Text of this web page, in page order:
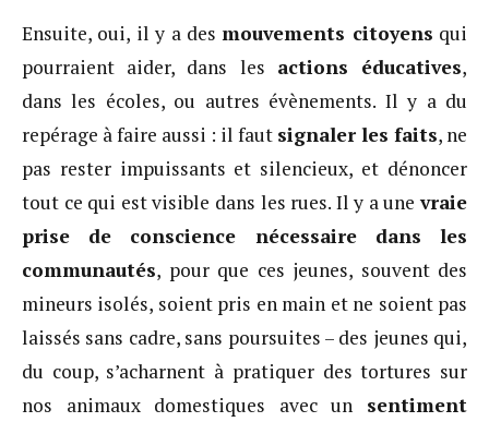
Ensuite, oui, il y a desmouvements citoyens qui
pourraient aider, dans les actions éducatives,
dans les écoles, ou autres évènements. Il y a du
repérage à faire aussi : il faut signaler les faits, ne
pas rester impuissants et silencieux, et dénoncer
tout ce qui est visible dans les rues. Il y a unevraie
prise de conscience nécessaire dans les
communautés, pour que ces jeunes, souvent des
mineurs isolés, soient pris en main et ne soient pas
laissés sans cadre, sans poursuites – des jeunes qui,
du coup, s’acharnent à pratiquer des tortures sur
nos animaux domestiques avec un sentiment